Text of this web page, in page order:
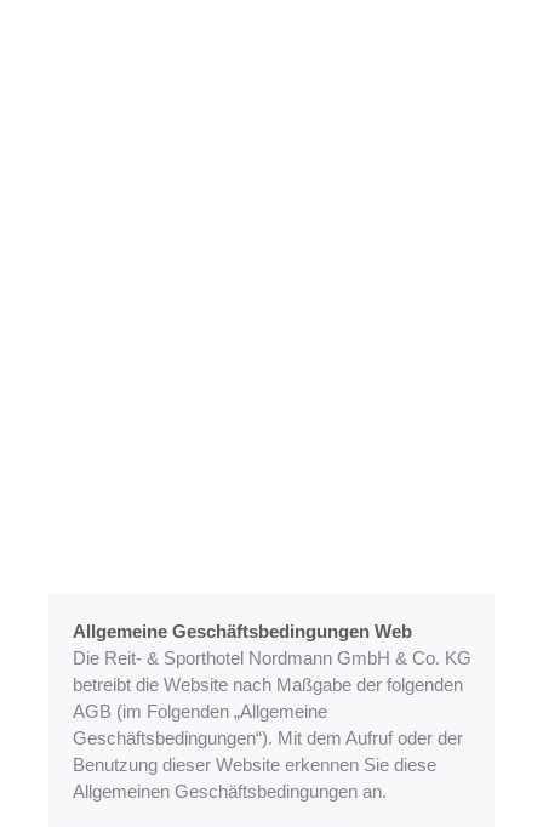
Allgemeine Geschäftsbedingungen Web
Die Reit- & Sporthotel Nordmann GmbH & Co. KG
betreibt die Website nach Maßgabe der folgenden
AGB (im Folgenden „Allgemeine
Geschäftsbedingungen“). Mit dem Aufruf oder der
Benutzung dieser Website erkennen Sie diese
Allgemeinen Geschäftsbedingungen an.